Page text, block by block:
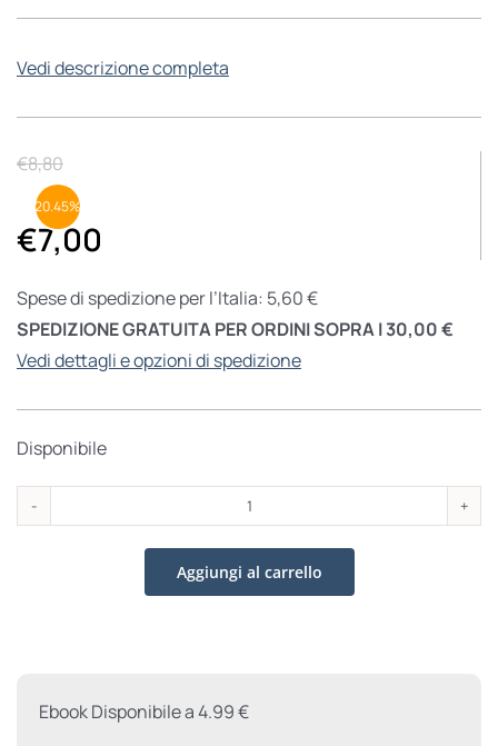
Vedi descrizione completa
€8,80
€7,00
20.45%
Spese di spedizione per l’Italia: 5,60 €
SPEDIZIONE GRATUITA PER ORDINI SOPRA I 30,00 €
Vedi dettagli e opzioni di spedizione
Disponibile
Ecco
l'Uomo
quantità
Aggiungi al carrello
Ebook Disponibile a 4.99 €